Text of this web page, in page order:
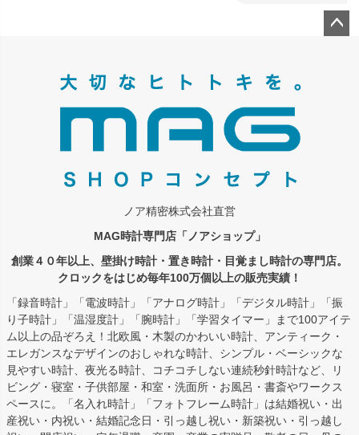
ノア精密株式会社直営
MAG時計専門店「ノアショップ」
創業４０年以上、壁掛け時計・置き時計・目覚まし時計の専門店。
クロックをはじめ毎年100万個以上の販売実績！
「録音時計」「電波時計」「アナログ時計」「デジタル時計」「振
り子時計」「温湿度計」「腕時計」「学習タイマー」まで100アイテ
ム以上の品ぞろえ！北欧風・木製のかわいい時計、アンティーク・
エレガンスなデザインのおしゃれな時計、シンプル・ベーシックな
見やすい時計、夜光る時計、コチコチしない連続秒針時計など、リ
ビング・寝室・子供部屋・和室・洗面所・お風呂・書斎やワークス
ペースに。「名入れ時計」「フォトフレーム時計」は結婚祝い・出
産祝い・内祝い・結婚記念日・引っ越し祝い・新築祝い・引っ越し